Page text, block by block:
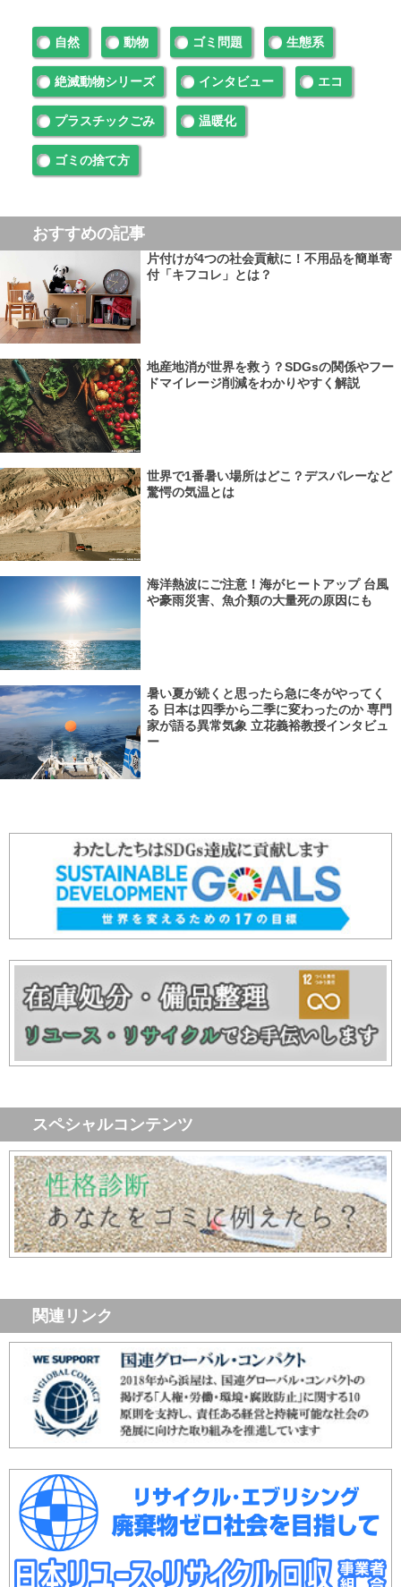
自然 動物 ゴミ問題 生態系
絶滅動物シリーズ インタビュー エコ
プラスチックごみ 温暖化
ゴミの捨て方
おすすめの記事
片付けが4つの社会貢献に！不用品を簡単寄
付「キフコレ」とは？
地産地消が世界を救う？SDGsの関係やフー
ドマイレージ削減をわかりやすく解説
世界で1番暑い場所はどこ？デスバレーなど
驚愕の気温とは
海洋熱波にご注意！海がヒートアップ 台風
や豪雨災害、魚介類の大量死の原因にも
暑い夏が続くと思ったら急に冬がやってく
る 日本は四季から二季に変わったのか 専門
家が語る異常気象 立花義裕教授インタビュ
ー
スペシャルコンテンツ
関連リンク